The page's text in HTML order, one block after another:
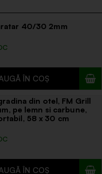
40/30 2mm
din otel, FM Grill
pe lemn si carbune,
58 x 30 cm